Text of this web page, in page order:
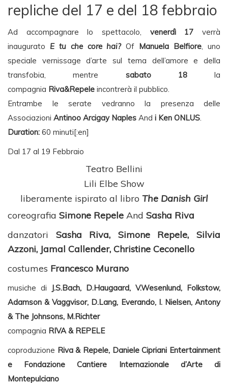
repliche del 17 e del 18 febbraio
Ad accompagnare lo spettacolo, venerdì 17 verrà
inaugurato E tu che core hai?Of Manuela Belfiore, uno
speciale vernissage d’arte sul tema dell’amore e della
transfobia, mentre sabato 18la
compagnia Riva&Repele incontrerà il pubblico.
Entrambe le serate vedranno la presenza delle
Associazioni Antinoo Arcigay Naples And i Ken ONLUS.
Duration: 60 minuti[:en]
Dal 17 al 19 Febbraio
Teatro Bellini
Lili Elbe Show
liberamente ispirato al libro The Danish Girl
coreografia Simone Repele And Sasha Riva
danzatori Sasha Riva, Simone Repele, Silvia
Azzoni, Jamal Callender, Christine Ceconello
costumes Francesco Murano
musiche di J.S.Bach, D.Haugaard, V.Wesenlund, Folkstow,
Adamson & Vaggvisor, D.Lang, Everando, I. Nielsen, Antony
& The Johnsons, M.Richter
compagnia RIVA & REPELE
coproduzione Riva & Repele, Daniele Cipriani Entertainment
e Fondazione Cantiere Internazionale d’Arte di
Montepulciano